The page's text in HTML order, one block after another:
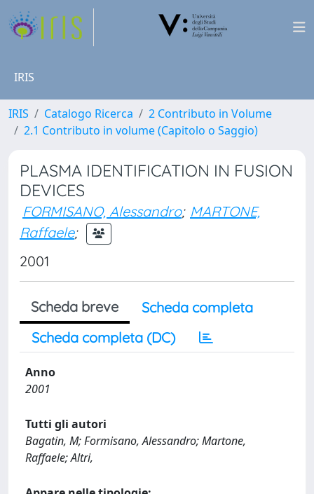
IRIS
IRIS Catalogo Ricerca
2 Contributo in Volume
2.1 Contributo in volume (Capitolo o Saggio)
PLASMA IDENTIFICATION IN FUSION
DEVICES
FORMISANO, Alessandro; MARTONE,
Raffaele;
2001
Scheda breve
Scheda completa
Scheda completa (DC)
Anno
2001
Tutti gli autori
Bagatin, M; Formisano, Alessandro; Martone,
Raffaele; Altri,